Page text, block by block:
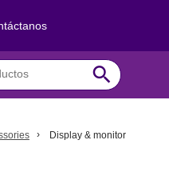
search
Display & monitor